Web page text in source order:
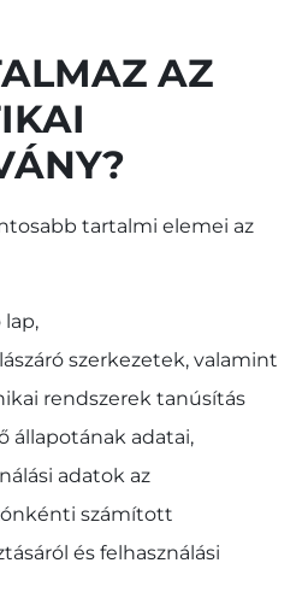
AZ
tartalmi elemei az
lap,
szerkezetek, valamint
rendszerek tanúsítás
állapotának adatai,
adatok az
számított
és felhasználási